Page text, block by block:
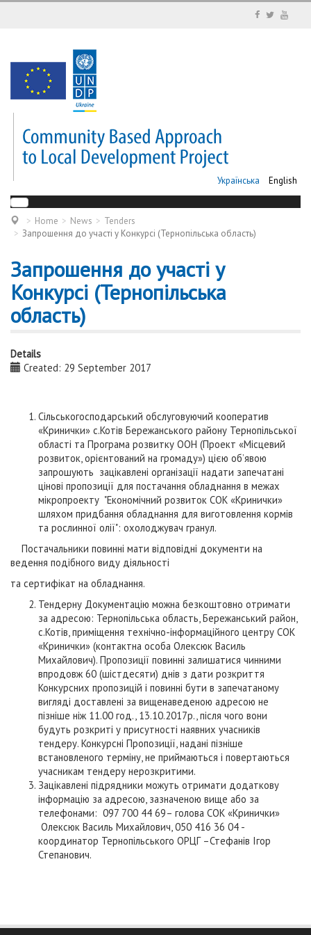
Українська English
Home News
Tenders
Запрошення до участі у Конкурсі (Тернопільська область)
Запрошення до участі у
Конкурсі (Тернопільська
область)
Details
Created: 29 September 2017
Сільськогосподарський обслуговуючий кооператив
«Кринички» с.Котів Бережанського району Тернопільської
області та Програма розвитку ООН (Проект «Місцевий
розвиток, орієнтований на громаду») цією об’явою
запрошують зацікавлені організації надати запечатані
цінові пропозиції для постачання обладнання в межах
мікропроекту "Економічний розвиток СОК «Кринички»
шляхом придбання обладнання для виготовлення кормів
та рослинної олії": охолоджувач гранул.
Постачальники повинні мати відповідні документи на
ведення подібного виду діяльності
та сертифікат на обладнання.
Тендерну Документацію можна безкоштовно отримати
за адресою: Тернопільська область, Бережанський район,
с.Котів, приміщення технічно-інформаційного центру СОК
«Кринички» (контактна особа Олексюк Василь
Михайлович). Пропозиції повинні залишатися чинними
впродовж 60 (шістдесяти) днів з дати розкриття
Конкурсних пропозицій і повинні бути в запечатаному
вигляді доставлені за вищенаведеною адресою не
пізніше ніж 11.00 год., 13.10.2017р., після чого вони
будуть розкриті у присутності наявних учасників
тендеру. Конкурсні Пропозиції, надані пізніше
встановленого терміну, не приймаються і повертаються
учасникам тендеру нерозкритими.
Зацікавлені підрядники можуть отримати додаткову
інформацію за адресою, зазначеною вище або за
телефонами: 097 700 44 69– голова СОК «Кринички»
Олексюк Василь Михайлович, 050 416 36 04 -
координатор Тернопільського ОРЦГ –Стефанів Ігор
Степанович.